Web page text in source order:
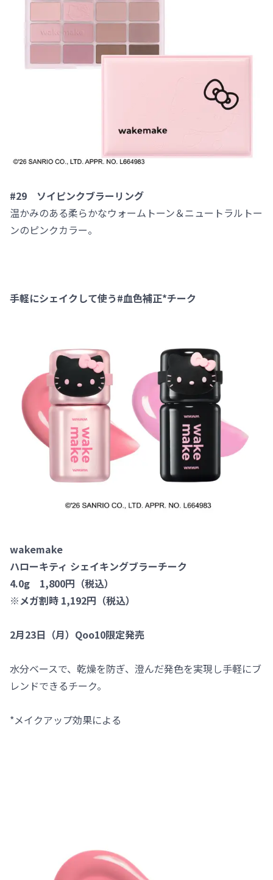
#29 ソイピンクブラーリング
温かみのある柔らかなウォームトーン＆ニュートラルトー
ンのピンクカラー。
手軽にシェイクして使う#血色補正*チーク
wakemake
ハローキティ シェイキングブラーチーク
4.0g 1,800円（税込）
※メガ割時 1,192円（税込）
2月23日（月）Qoo10限定発売
水分ベースで、乾燥を防ぎ、澄んだ発色を実現し手軽にブ
レンドできるチーク。
*メイクアップ効果による